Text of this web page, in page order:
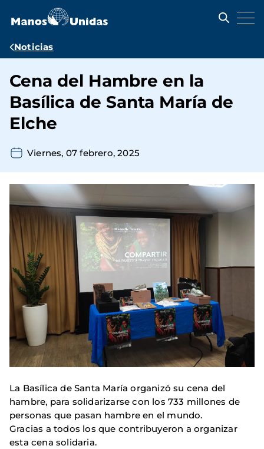
contenido
Ruta
navegación
Noticias
Cena del Hambre en la
Basílica de Santa María de
Elche
Viernes, 07 febrero, 2025
La Basílica de Santa María organizó su cena del
hambre, para solidarizarse con los 733 millones de
personas que pasan hambre en el mundo.
Gracias a todos los que contribuyeron a organizar
esta cena solidaria.